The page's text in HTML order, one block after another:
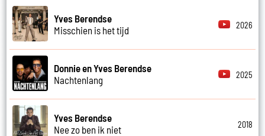
Yves Berendse
Misschien is het tijd
2026
Donnie en Yves Berendse
Nachtenlang
2025
Yves Berendse
Nee zo ben ik niet
2018